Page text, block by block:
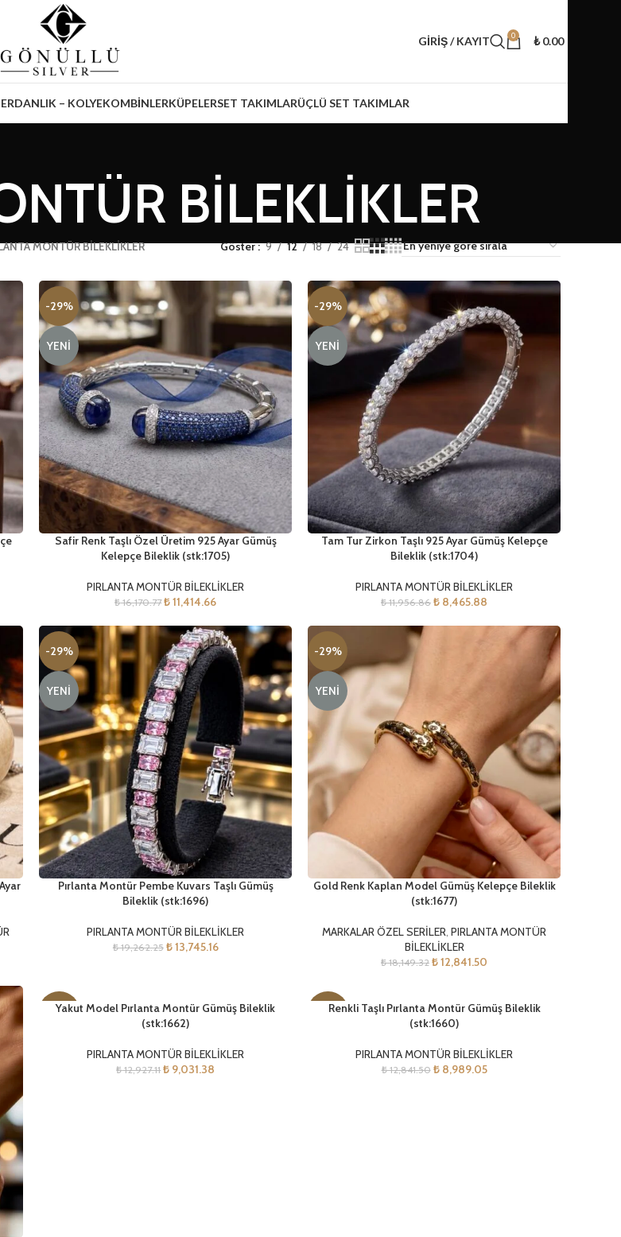
GIRIŞ / KAYIT 0 ₺0.00
– KOLYEKOMBİNLERKÜPELERSET TAKIMLARÜÇLÜ SET TAKIMLAR
BİLEKLİKLER
MONTÜR BİLEKLİKLER Göster 9 12 18 24
-29%
YENI
Safir Renk Taşlı Özel Üretim 925 Ayar Gümüş
Kelepçe Bileklik (stk:1705)
PIRLANTA MONTÜR BİLEKLİKLER
₺16,170.77 ₺11,414.66
-29%
YENI
Tam Tur Zirkon Taşlı 925 Ayar Gümüş Kelepçe
Bileklik (stk:1704)
PIRLANTA MONTÜR BİLEKLİKLER
₺11,956.86 ₺ 8,465.88
-29%
YENI
Pırlanta Montür Pembe Kuvars Taşlı Gümüş
Bileklik (stk:1696)
PIRLANTA MONTÜR BİLEKLİKLER
₺19,262.25 ₺13,745.16
-29%
YENI
Gold Renk Kaplan Model Gümüş Kelepçe Bileklik
(stk:1677)
MARKALAR ÖZEL SERİLER,PIRLANTA MONTÜR
BİLEKLİKLER
₺18,149.32 ₺12,841.50
-30%
Yakut Model Pırlanta Montür Gümüş Bileklik
(stk:1662)
PIRLANTA MONTÜR BİLEKLİKLER
₺12,927.11 ₺ 9,031.38
-30%
Renkli Taşlı Pırlanta Montür Gümüş Bileklik
(stk:1660)
PIRLANTA MONTÜR BİLEKLİKLER
₺12,841.50 ₺8,989.05